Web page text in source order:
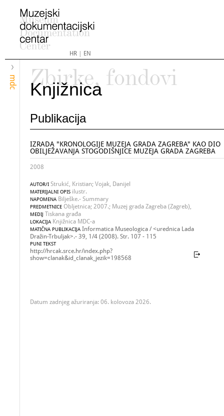
HR| EN
mdc
Zbirke, fondovi
Knjižnica
Publikacija
IZRADA "KRONOLOGIJE MUZEJA GRADA ZAGREBA" KAO DIO
OBILJEŽAVANJA STOGODIŠNJICE MUZEJA GRADA ZAGREBA
2008
AUTOR/I Strukić, Kristian; Vojak, Danijel
MATERIJALNI OPIS ilustr.
NAPOMENA Bilješke.- Summary
PREDMETNICE Obljetnica; 2007.; Muzej grada Zagreba (Zagreb),
MEDIJ Tiskana građa
LOKACIJA Knjižnica MDC-a
MATIČNA PUBLIKACIJA Informatica Museologica / <urednica Lada
Dražin-Trbuljak>.- 39, 1/4 (2008). Str. 107 - 115
PUNI TEKST
http://hrcak.srce.hr/index.php?
show=clanak&id_clanak_jezik=198568
Datum zadnjeg ažuriranja: 06. kolovoza 2026.